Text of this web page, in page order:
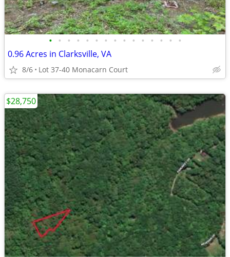
• • • • • • • • • • • • • • •
0.96 Acres in Clarksville, VA
8/6 Lot 37-40 Monacarn Court
$28,750